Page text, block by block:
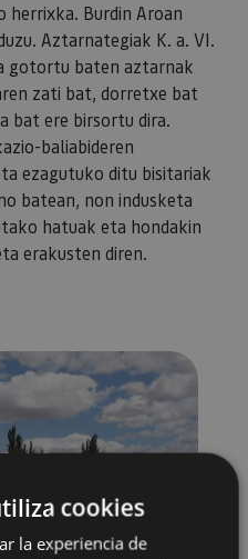
herrixka. Burdin Aroan
Aztarnategiak K. a. VI.
gotortu baten aztarnak
zati bat, dorretxe bat
bat ere birsortu dira.
baliabideren
ezagutuko ditu bisitariak
batean, non indusketa
hatuak eta hondakin
erakusten diren.
cookies
la experiencia de